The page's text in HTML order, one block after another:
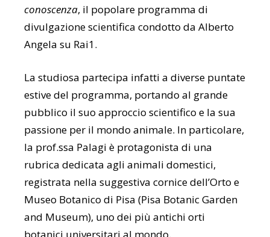
conoscenza, il popolare programma di
divulgazione scientifica condotto da Alberto
Angela su Rai1.
La studiosa partecipa infatti a diverse puntate
estive del programma, portando al grande
pubblico il suo approccio scientifico e la sua
passione per il mondo animale. In particolare,
la prof.ssa Palagi è protagonista di una
rubrica dedicata agli animali domestici,
registrata nella suggestiva cornice dell’Orto e
Museo Botanico di Pisa (Pisa Botanic Garden
and Museum), uno dei più antichi orti